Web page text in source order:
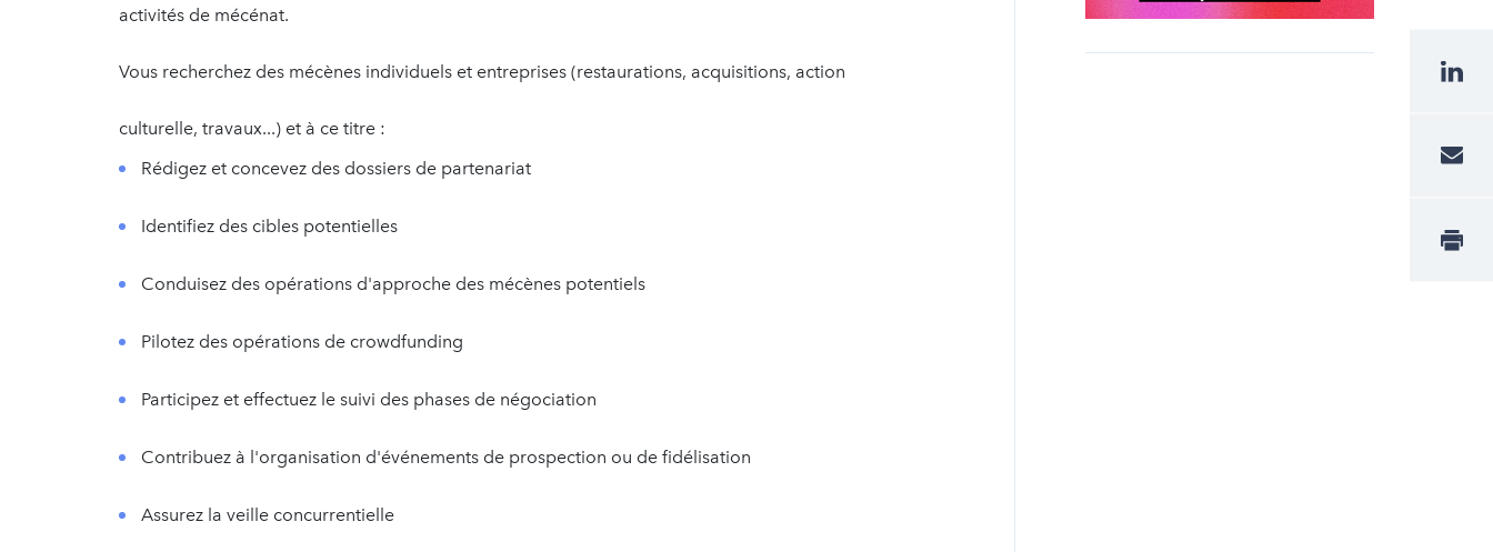
activités de mécénat.
Vous recherchez des mécènes individuels et entreprises (restaurations, acquisitions, action
culturelle, travaux...) et à ce titre :
Rédigez et concevez des dossiers de partenariat
Identifiez des cibles potentielles
Conduisez des opérations d'approche des mécènes potentiels
Pilotez des opérations de crowdfunding
Participez et effectuez le suivi des phases de négociation
Contribuez à l'organisation d'événements de prospection ou de fidélisation
Assurez la veille concurrentielle